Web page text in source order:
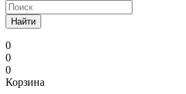
Найти
0
0
0
Корзина